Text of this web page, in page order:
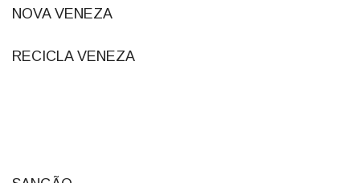
NOVA VENEZA
RECICLA VENEZA